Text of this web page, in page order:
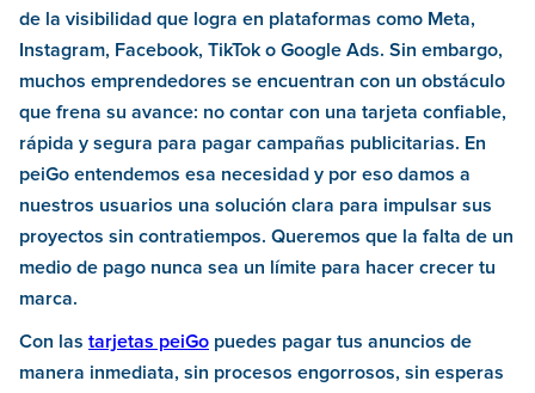
de la visibilidad que logra en plataformas como Meta,
Instagram, Facebook, TikTok o Google Ads. Sin embargo,
muchos emprendedores se encuentran con un obstáculo
que frena su avance: no contar con una tarjeta confiable,
rápida y segura para pagar campañas publicitarias. En
peiGo entendemos esa necesidad y por eso damos a
nuestros usuarios una solución clara para impulsar sus
proyectos sin contratiempos. Queremos que la falta de un
medio de pago nunca sea un límite para hacer crecer tu
marca.
Con las tarjetas peiGo puedes pagar tus anuncios de
manera inmediata, sin procesos engorrosos, sin esperas